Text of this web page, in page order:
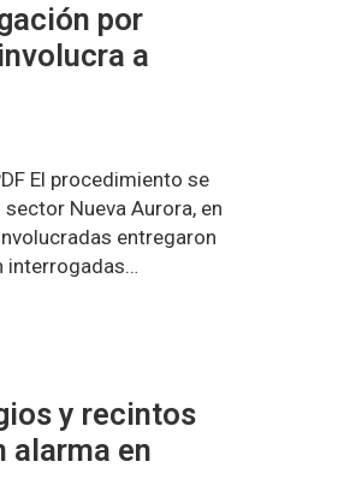
por
a
El procedimiento se
Nueva Aurora, en
entregaron
interrogadas…
y recintos
alarma en